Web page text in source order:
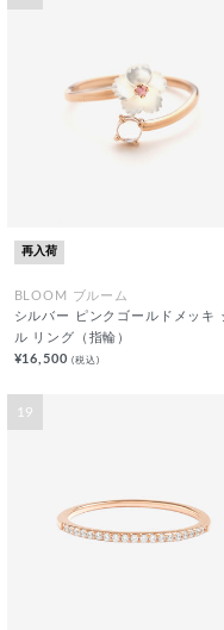
再入荷
BLOOM ブルーム
シルバー ピンクゴールドメッキ
ル リング（指輪）
¥16,500(税込)
19